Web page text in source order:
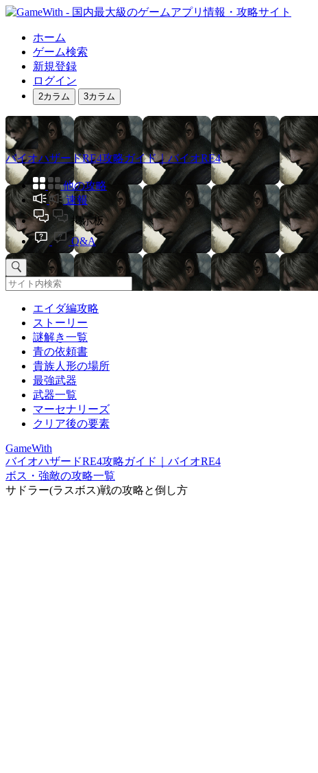
ホーム
ゲーム検索
新規登録
ログイン
2カラム 3カラム
バイオハザードRE4攻略ガイド｜バイオRE4
他の攻略
速報
掲示板
Q&A
エイダ編攻略
ストーリー
謎解き一覧
青の依頼書
貴族人形の場所
最強武器
武器一覧
マーセナリーズ
クリア後の要素
GameWith
バイオハザードRE4攻略ガイド｜バイオRE4
ボス・強敵の攻略一覧
サドラー(ラスボス)戦の攻略と倒し方